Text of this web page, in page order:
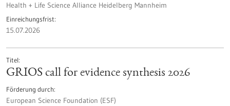
Health + Life Science Alliance Heidelberg Mannheim
Einreichungsfrist
15.07.2026
Titel
GRIOS call for evidence synthesis 2026
Förderung durch
European Science Foundation (ESF)